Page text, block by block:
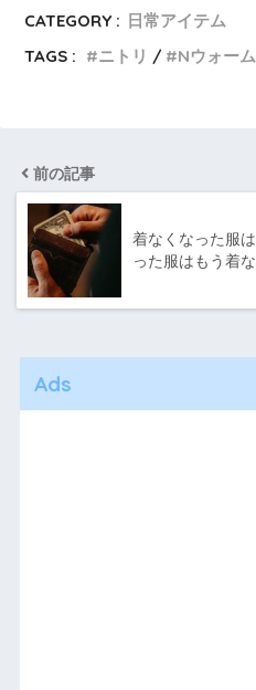
CATEGORY : 日常アイテム
TAGS :
ニトリ Nウォーム
前の記事
着なくなった服
った服はもう着な
Ads